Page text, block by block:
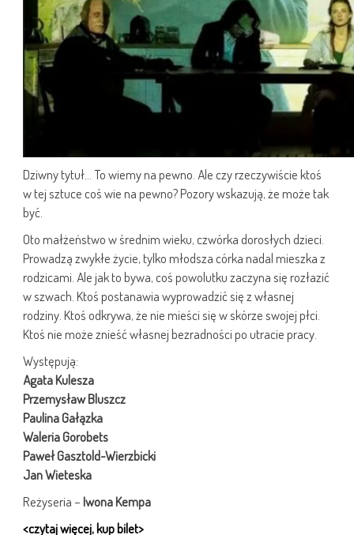
Dziwny tytuł… To wiemy na pewno. Ale czy rzeczywiście ktoś
w tej sztuce coś wie na pewno? Pozory wskazują, że może tak
być.
Oto małżeństwo w średnim wieku, czwórka dorosłych dzieci.
Prowadzą zwykłe życie, tylko młodsza córka nadal mieszka z
rodzicami. Ale jak to bywa, coś powolutku zaczyna się rozłazić
w szwach. Ktoś postanawia wyprowadzić się z własnej
rodziny. Ktoś odkrywa, że nie mieści się w skórze swojej płci.
Ktoś nie może znieść własnej bezradności po utracie pracy.
Występują:
Agata Kulesza
Przemysław Bluszcz
Paulina Gałązka
Waleria Gorobets
Paweł Gasztold-Wierzbicki
Jan Wieteska
Reżyseria –Iwona Kempa
<czytaj więcej, kup bilet>